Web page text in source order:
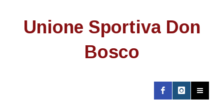
Unione Sportiva Don
Bosco